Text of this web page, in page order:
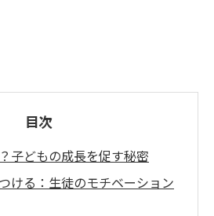
目次
子どもの成長を促す秘密
ける：生徒のモチベーション